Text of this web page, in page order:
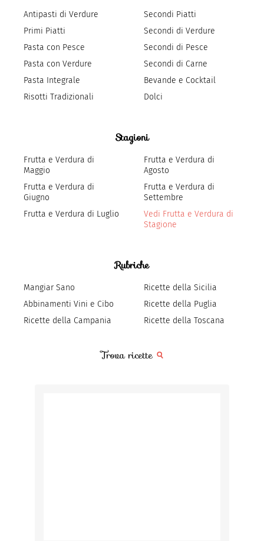
Antipasti di Verdure
Primi Piatti
Pasta con Pesce
Pasta con Verdure
Pasta Integrale
Risotti Tradizionali
Secondi Piatti
Secondi di Verdure
Secondi di Pesce
Secondi di Carne
Bevande e Cocktail
Dolci
Stagioni
Frutta e Verdura di
Maggio
Frutta e Verdura di
Giugno
Frutta e Verdura di Luglio
Frutta e Verdura di
Agosto
Frutta e Verdura di
Settembre
Vedi Frutta e Verdura di
Stagione
Rubriche
Mangiar Sano
Abbinamenti Vini e Cibo
Ricette della Campania
Ricette della Sicilia
Ricette della Puglia
Ricette della Toscana
Trova ricette